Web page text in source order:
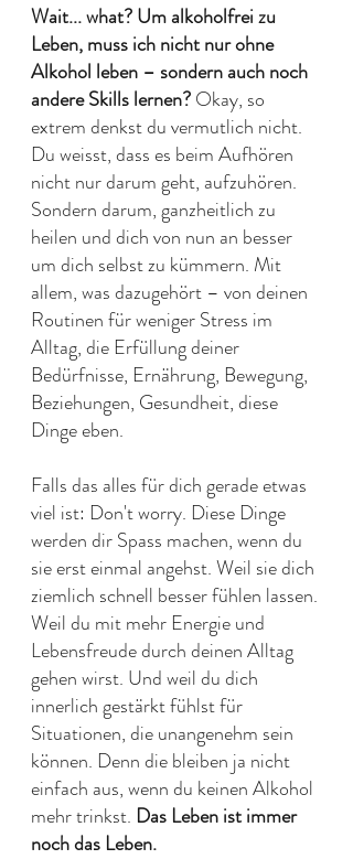
Wait... what? Um alkoholfrei zu
Leben, muss ich nicht nur ohne
Alkohol leben – sondern auch noch
andere Skills lernen? Okay, so
extrem denkst du vermutlich nicht.
Du weisst, dass es beim Aufhören
nicht nur darum geht, aufzuhören.
Sondern darum, ganzheitlich zu
heilen und dich von nun an besser
um dich selbst zu kümmern. Mit
allem, was dazugehört – von deinen
Routinen für weniger Stress im
Alltag, die Erfüllung deiner
Bedürfnisse, Ernährung, Bewegung,
Beziehungen, Gesundheit, diese
Dinge eben.
Falls das alles für dich gerade etwas
viel ist: Don't worry. Diese Dinge
werden dir Spass machen, wenn du
sie erst einmal angehst. Weil sie dich
ziemlich schnell besser fühlen lassen.
Weil du mit mehr Energie und
Lebensfreude durch deinen Alltag
gehen wirst. Und weil du dich
innerlich gestärkt fühlst für
Situationen, die unangenehm sein
können. Denn die bleiben ja nicht
einfach aus, wenn du keinen Alkohol
mehr trinkst. Das Leben ist immer
noch das Leben.